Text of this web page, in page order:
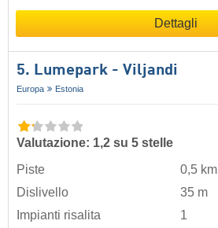
Dettagli
5. Lumepark - Viljandi
Europa Estonia
Valutazione: 1,2 su 5 stelle
Piste
0,5 km
Dislivello
35 m
Impianti risalita
1